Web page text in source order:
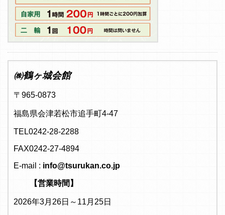
㈱鶴ヶ城会館
〒965-0873
福島県会津若松市追手町4-47
TEL0242-28-2288
FAX0242-27-4894
E-mail : info@tsurukan.co.jp
【営業時間】
2026年3月26日～11月25日